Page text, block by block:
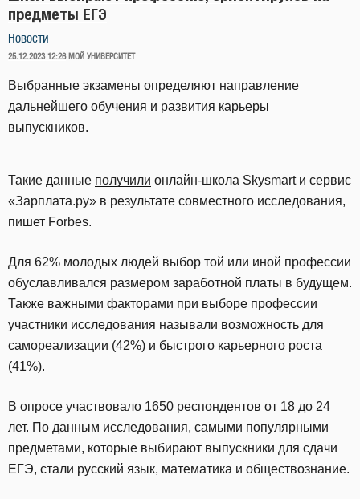
предметы ЕГЭ
Новости
ОПУБЛИКОВАНО
25.12.2023 12:26 МОЙ УНИВЕРСИТЕТ
Выбранные экзамены определяют направление
дальнейшего обучения и развития карьеры
выпускников.
Такие данные получили онлайн-школа Skysmart и сервис
«Зарплата.ру» в результате совместного исследования,
пишет Forbes.
Для 62% молодых людей выбор той или иной профессии
обуславливался размером заработной платы в будущем.
Также важными факторами при выборе профессии
участники исследования называли возможность для
самореализации (42%) и быстрого карьерного роста
(41%).
В опросе участвовало 1650 респондентов от 18 до 24
лет. По данным исследования, самыми популярными
предметами, которые выбирают выпускники для сдачи
ЕГЭ, стали русский язык, математика и обществознание.